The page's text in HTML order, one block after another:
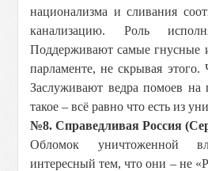
национализма и сливания
канализацию. Роль
Поддерживают самые гнусные
парламенте, не скрывая этого.
Заслуживают ведра помоев на
такое – всё равно что есть из
№8. Справедливая Россия
Обломок уничтоженной
интересный тем, что они – не